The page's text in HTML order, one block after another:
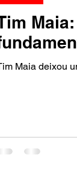
Maia deixou